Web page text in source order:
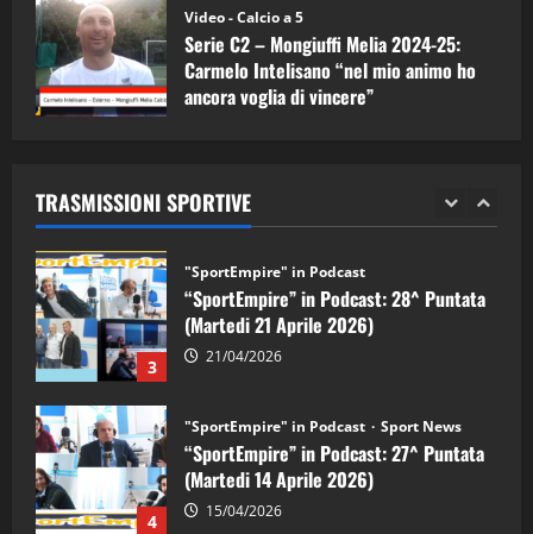
Video - Calcio a 5
Serie C2 – Mongiuffi Melia 2024-25:
Carmelo Intelisano “nel mio animo ho
ancora voglia di vincere”
TRASMISSIONI SPORTIVE
2
(Martedi 28 Aprile 2026)
28/04/2026
3 21/04/2026
4
"SportEmpire" in Podcast
“SportEmpire” in Podcast: 27^ Puntata
(Martedi 14 Aprile 2026)
15/04/2026
5
"SportEmpire" in Podcast
“SportEmpire” in Podcast: 26^ Puntata
(Martedi 07 Aprile 2026)
08/04/2026